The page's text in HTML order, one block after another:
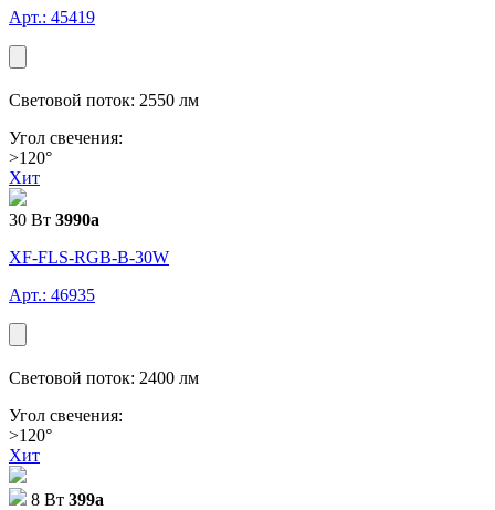
Арт.: 45419
Световой поток: 2550 лм
Угол свечения:
>120°
Хит
30 Вт 3990a
XF-FLS-RGB-В-30W
Арт.: 46935
Световой поток: 2400 лм
Угол свечения:
>120°
Хит
8 Вт 399a